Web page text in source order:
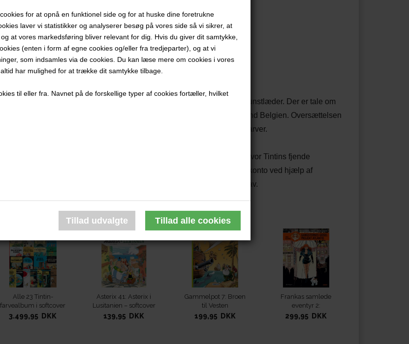
for at opnå en funktionel side og for at huske dine foretrukne
laver vi statistikker og analyserer besøg på vores side så vi sikrer, at
at vores markedsføring bliver relevant for dig. Hvis du giver dit samtykke,
(enten i form af egne cookies og/eller fra tredjeparter), og at vi
som indsamles via de cookies. Du kan læse mere om cookies i vores
altid har mulighed for at trække dit samtykke tilbage.
til eller fra. Navnet på de forskellige typer af cookies fortæller, hvilket
en papirkvalitet som i de gode gamle dage og ryg af bæredygtigt kunstlæder. Der er tale om
der nøje afspejler den oprindelige førsteudgave i Hergés hjemland Belgien. Oversættelsen
omfatter de 22 album, som Hergé nåede at færdiggøre i farver.
i Australien tvinger Tintin og vennerne til at lande på en stillehavsø, hvor Tintins fjende
Laszlo Carreidas til at opgive sin hemmelige schweiziske bankkonto ved hjælp af
himmel og jord - selv på en tilsyneladende øde ø i det indonesiske hav.
også interesseret i disse udgivelser
Alle 23 Tintin-
farvealbum i softcover
3.499,95 DKK
Asterix 41: Asterix i
Lusitanien – softcover
139,95 DKK
Gammelpot 7: Broen
til Vesten
199,95 DKK
Frankas samlede
eventyr 2:
Gangsternes gidsel –
299,95 DKK